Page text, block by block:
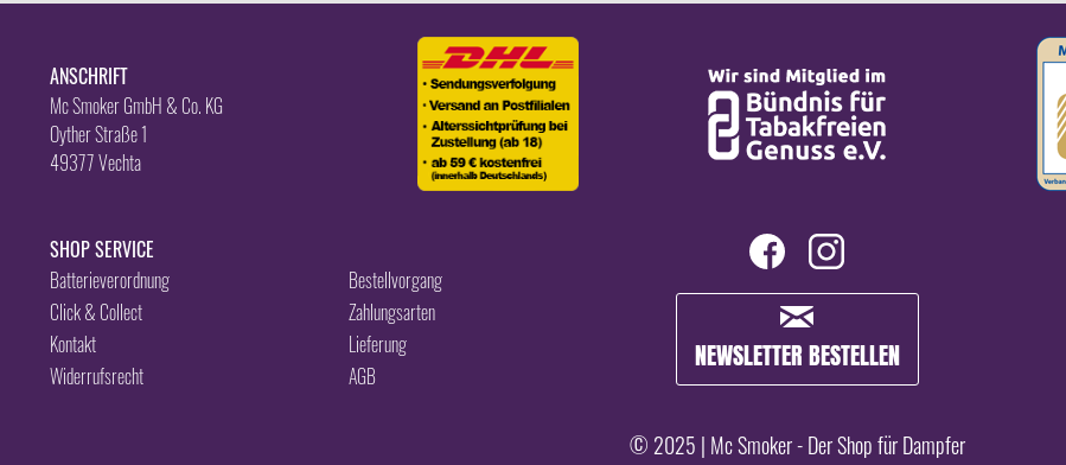
ANSCHRIFT
Mc Smoker GmbH & Co. KG
Oyther Straße 1
49377 Vechta
SHOP SERVICE
Batterieverordnung
Bestellvorgang
Click & Collect
Zahlungsarten
Kontakt
Lieferung
Widerrufsrecht
AGB
NEWSLETTER BESTELLEN
© 2025 | Mc Smoker - Der Shop für Dampfer